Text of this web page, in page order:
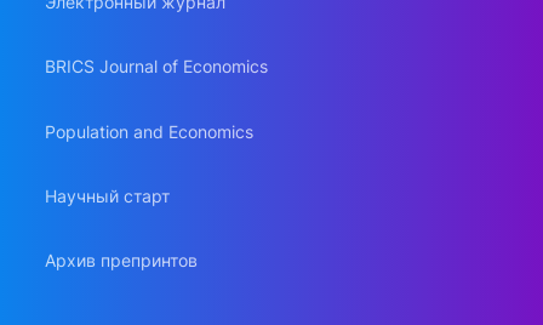
BRICS Journal of Economics
Population and Economics
Научный старт
Архив препринтов